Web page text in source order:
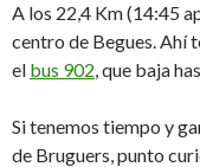
A los 22,4 Km (14:45
centro de Begues. Ahí
el bus 902, que baja
Si tenemos tiempo y
de Bruguers, punto